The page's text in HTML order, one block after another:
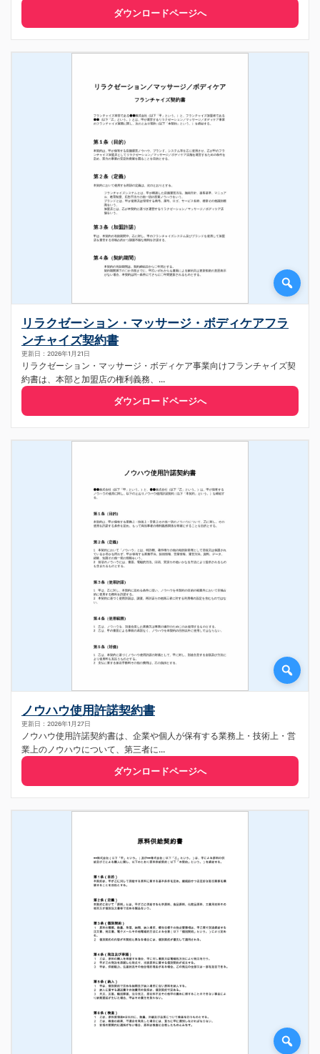
ダウンロードページへ
リラクゼーション・マッサージ・ボディケアフラ
ンチャイズ契約書
更新日：2026年1月21日
リラクゼーション・マッサージ・ボディケア事業向けフランチャイズ契
約書は、本部と加盟店の権利義務、...
ダウンロードページへ
ノウハウ使用許諾契約書
更新日：2026年1月27日
ノウハウ使用許諾契約書は、企業や個人が保有する業務上・技術上・営
業上のノウハウについて、第三者に...
ダウンロードページへ